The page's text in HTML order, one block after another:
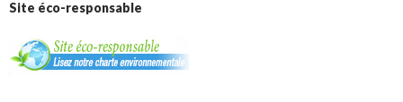
Site éco-responsable